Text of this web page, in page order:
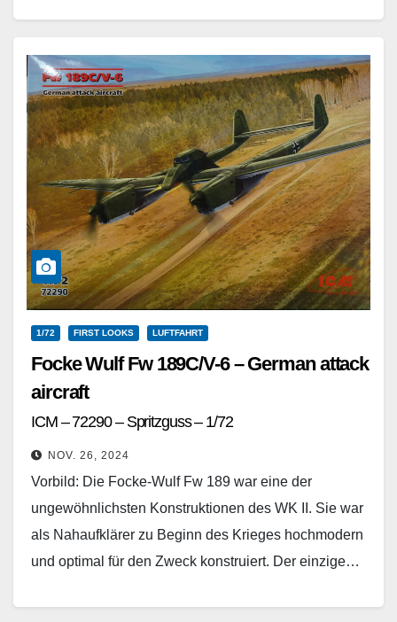
1/72 FIRST LOOKS LUFTFAHRT
Focke Wulf Fw 189C/V-6 – German attack
aircraft
ICM – 72290 – Spritzguss – 1/72
NOV. 26, 2024
Vorbild: Die Focke-Wulf Fw 189 war eine der
ungewöhnlichsten Konstruktionen des WK II. Sie war
als Nahaufklärer zu Beginn des Krieges hochmodern
und optimal für den Zweck konstruiert. Der einzige…